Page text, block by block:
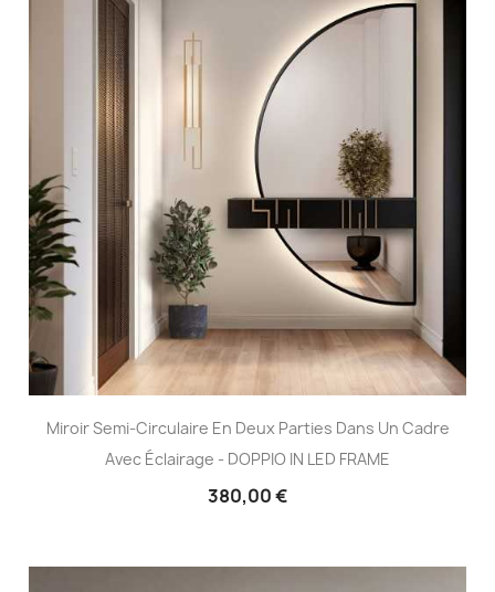
Miroir Semi-Circulaire En Deux Parties Dans Un Cadre
Avec Éclairage - DOPPIO IN LED FRAME
380,00 €